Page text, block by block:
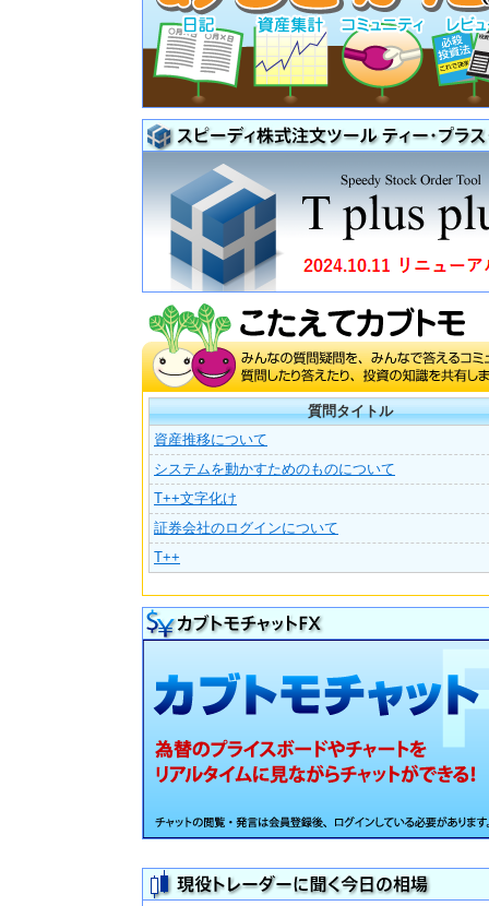
質問タイトル
資産推移について
システムを動かすためのものについて
T++文字化け
証券会社のログインについて
T++